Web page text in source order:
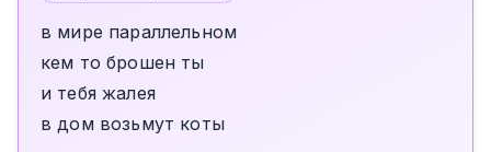
в мире параллельном
кем то брошен ты
и тебя жалея
в дом возьмут коты